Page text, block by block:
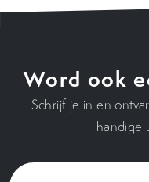
Word ook
Schrijf je in en
handige
Voornaam